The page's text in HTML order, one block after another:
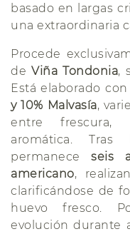
basado en largas
una extraordinaria
Procede
deViña Tondonia,
Está elaborado
y 10% Malvasía,
entre frescura,
aromática.
permaneceseis
americano,
clarificándose de
huevo fresco.
evolución durante